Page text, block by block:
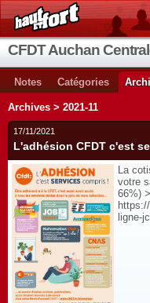
Notes Catégories
Archives > 2021-11
17/11/2021
L'adhésion CFDT c'est
La
votre
66%) >
ligne-